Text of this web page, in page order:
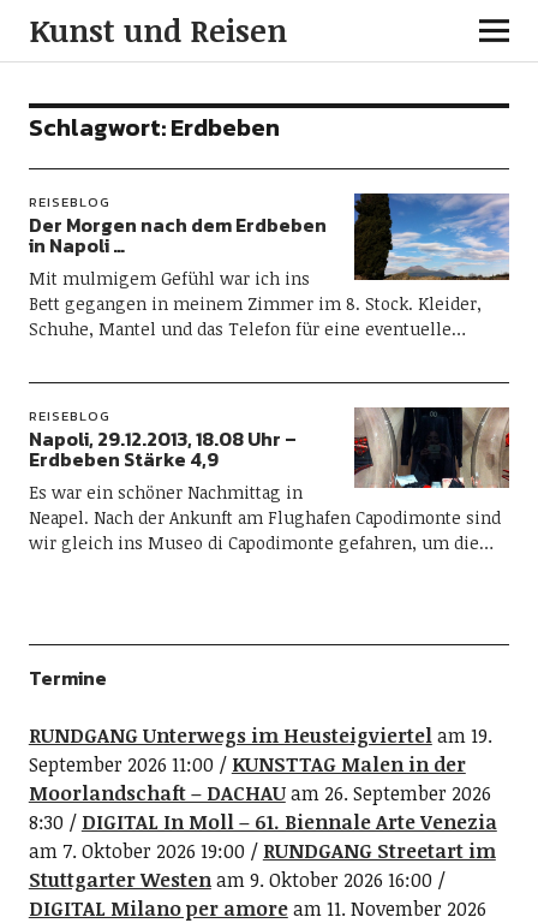
Kunst und Reisen
Schlagwort:Erdbeben
REISEBLOG
Der Morgen nach dem Erdbeben
in Napoli …
Mit mulmigem Gefühl war ich ins
Bett gegangen in meinem Zimmer im 8. Stock. Kleider,
Schuhe, Mantel und das Telefon für eine eventuelle…
REISEBLOG
Napoli, 29.12.2013, 18.08 Uhr –
Erdbeben Stärke 4,9
Es war ein schöner Nachmittag in
Neapel. Nach der Ankunft am Flughafen Capodimonte sind
wir gleich ins Museo di Capodimonte gefahren, um die…
Termine
RUNDGANG Unterwegs im Heusteigviertelam 19.
September 2026 11:00
KUNSTTAG Malen in der
Moorlandschaft – DACHAUam 26. September 2026
8:30
DIGITAL In Moll – 61. Biennale Arte Venezia
am 7. Oktober 2026 19:00
RUNDGANG Streetart im
Stuttgarter Westenam 9. Oktober 2026 16:00
DIGITAL Milano per amoream 11. November 2026